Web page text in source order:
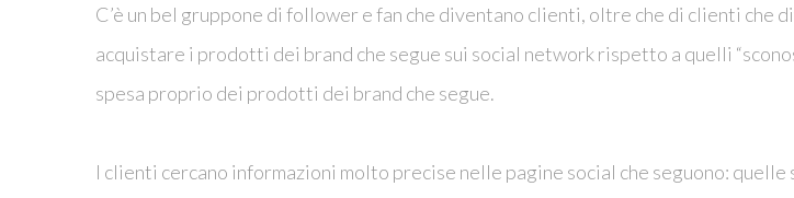
C’è un bel gruppone di follower e fan che diventano clienti, oltre che di clienti che
acquistare i prodotti dei brand che segue sui social network rispetto a quelli
spesa proprio dei prodotti dei brand che segue.
I clienti cercano informazioni molto precise nelle pagine social che seguono: